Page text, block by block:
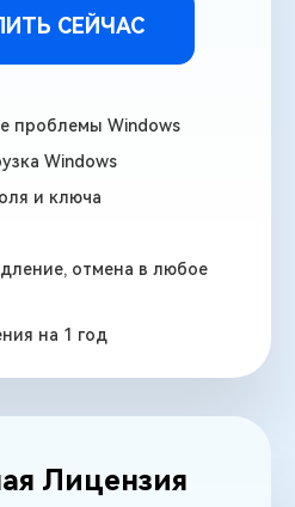
СЕЙЧАС
проблемы Windows
Windows
и ключа
отмена в любое
на 1 год
Лицензия